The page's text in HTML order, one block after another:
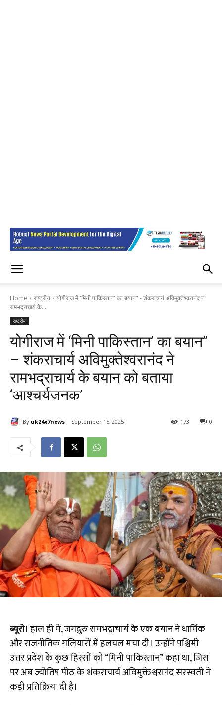
Home राष्ट्रीय
योगीराज में 'मिनी पाकिस्तान' का बयान" - शंकराचार्य अविमुक्तेश्वरानंद ने
रामभद्राचार्य के...
राष्ट्रीय
योगीराज में ‘मिनी पाकिस्तान’ का बयान”
– शंकराचार्य अविमुक्तेश्वरानंद ने
रामभद्राचार्य के बयान को बताया
‘आश्चर्यजनक’
By uk24x7news September 15, 2025 0
173
ब्यूरो।हाल ही में, जगद्गुरु रामभद्राचार्य के एक बयान ने धार्मिक
और राजनीतिक गलियारों में हलचल मचा दी। उन्होंने पश्चिमी
उत्तर प्रदेश के कुछ हिस्सों को “मिनी पाकिस्तान” कहा था, जिस
पर अब ज्योतिष पीठ के शंकराचार्य अविमुक्तेश्वरानंद सरस्वती ने
कड़ी प्रतिक्रिया दी है।